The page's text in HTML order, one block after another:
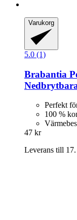
Varukorg
5.0 (1)
Brabantia
Perfekt
100 %
47 kr
Leverans till 17.